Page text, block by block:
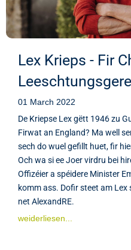
Lex Krieps - Fir
01 March 2022
De Kriepse Lex gëtt 1946 zu
Firwat an England? Ma well
sech do wuel gefillt huet, fir
Och wa si ee Joer virdru bei
Offizéier a spéidere Minister
komm ass. Dofir steet am Lex
net AlexandRE.
weiderliesen...